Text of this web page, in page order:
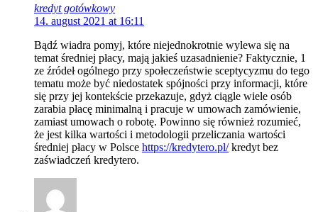
kredyt gotówkowy
14. august 2021 at 16:11
Bądź wiadra pomyj, które niejednokrotnie wylewa się na
temat średniej płacy, mają jakieś uzasadnienie? Faktycznie, 1
ze źródeł ogólnego przy społeczeństwie sceptycyzmu do tego
tematu może być niedostatek spójności przy informacji, które
się przy jej kontekście przekazuje, gdyż ciągle wiele osób
zarabia płacę minimalną i pracuje w umowach zamówienie,
zamiast umowach o robotę. Powinno się również rozumieć,
że jest kilka wartości i metodologii przeliczania wartości
średniej płacy w Polsce https://kredytero.pl/kredyt bez
zaświadczeń kredytero.